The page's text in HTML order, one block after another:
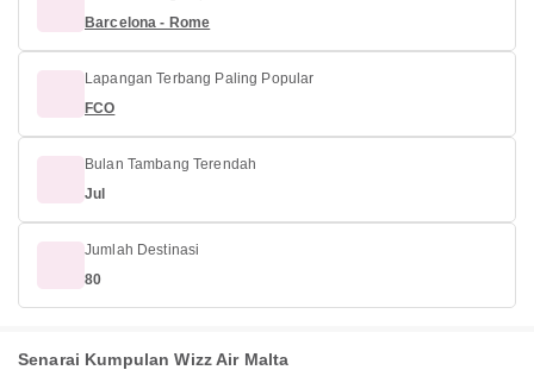
Barcelona - Rome
Lapangan Terbang Paling Popular
FCO
Bulan Tambang Terendah
Jul
Jumlah Destinasi
80
Senarai Kumpulan Wizz Air Malta